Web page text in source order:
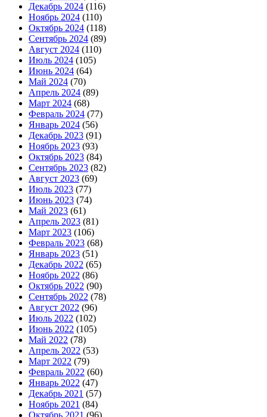
Декабрь 2024 (116)
Ноябрь 2024 (110)
Октябрь 2024 (118)
Сентябрь 2024 (89)
Август 2024 (110)
Июль 2024 (105)
Июнь 2024 (64)
Май 2024 (70)
Апрель 2024 (89)
Март 2024 (68)
Февраль 2024 (77)
Январь 2024 (56)
Декабрь 2023 (91)
Ноябрь 2023 (93)
Октябрь 2023 (84)
Сентябрь 2023 (82)
Август 2023 (69)
Июль 2023 (77)
Июнь 2023 (74)
Май 2023 (61)
Апрель 2023 (81)
Март 2023 (106)
Февраль 2023 (68)
Январь 2023 (51)
Декабрь 2022 (65)
Ноябрь 2022 (86)
Октябрь 2022 (90)
Сентябрь 2022 (78)
Август 2022 (96)
Июль 2022 (102)
Июнь 2022 (105)
Май 2022 (78)
Апрель 2022 (53)
Март 2022 (79)
Февраль 2022 (60)
Январь 2022 (47)
Декабрь 2021 (57)
Ноябрь 2021 (84)